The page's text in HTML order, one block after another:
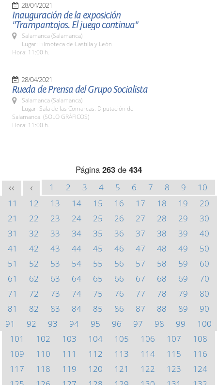
28/04/2021
Inauguración de la exposición
"Trampantojos. El juego continua"
Salamanca (Salamanca)
Lugar: Filmoteca de Castilla y León
Hora: 11:00 h.
28/04/2021
Rueda de Prensa del Grupo Socialista
Salamanca (Salamanca)
Lugar: Sala de las Comarcas. Diputación de
Salamanca. (SOLO GRÁFICOS)
Hora: 11:00 h.
Página 263de 434
<< < 1 2 3 4 5 6 7 8 9
10
11
12 13 14 15 16 17 18 19
20
21
22 23 24 25 26 27 28 29
30
31
32 33 34 35 36 37 38 39
40
41
42 43 44 45 46 47 48 49
50
51
52 53 54 55 56 57 58 59
60
61
62 63 64 65 66 67 68 69
70
71
72 73 74 75 76 77 78 79
80
81
82 83 84 85 86 87 88 89
90
91
92 93 94 95 96 97 98 99
100
101
102 103 104 105 106 107
108
109
110 111 112 113 114 115
116
117
118 119 120 121 122 123
124